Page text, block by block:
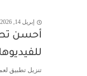
إبريل 14, 2026
أحسن
تنزيل تطبيق